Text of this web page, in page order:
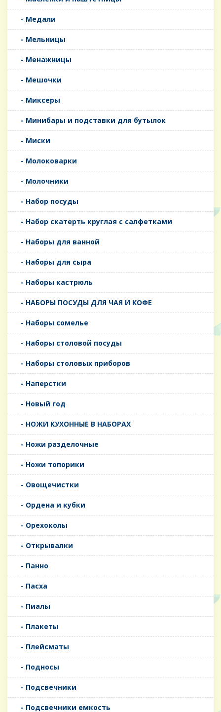
- Медали
- Мельницы
- Менажницы
- Мешочки
- Миксеры
- Минибары и подставки для бутылок
- Миски
- Молоковарки
- Молочники
- Набор посуды
- Набор скатерть круглая с салфетками
- Наборы для ванной
- Наборы для сыра
- Наборы кастрюль
- НАБОРЫ ПОСУДЫ ДЛЯ ЧАЯ И КОФЕ
- Наборы сомелье
- Наборы столовой посуды
- Наборы столовых приборов
- Наперстки
- Новый год
- НОЖИ КУХОННЫЕ В НАБОРАХ
- Ножи разделочные
- Ножи топорики
- Овощечистки
- Ордена и кубки
- Орехоколы
- Открывалки
- Панно
- Пасха
- Пиалы
- Плакеты
- Плейсматы
- Подносы
- Подсвечники
- Подсвечники емкость